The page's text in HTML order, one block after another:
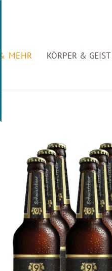
MEHR KÖRPER & GEIST